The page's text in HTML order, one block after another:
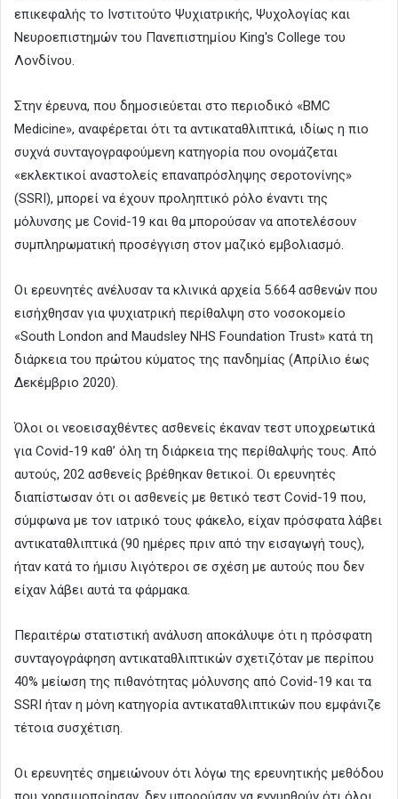
επικεφαλής το Ινστιτούτο Ψυχιατρικής, Ψυχολογίας και
Νευροεπιστημών του Πανεπιστημίου King's College του
Λονδίνου.
Στην έρευνα, που δημοσιεύεται στο περιοδικό «BMC
Medicine», αναφέρεται ότι τα αντικαταθλιπτικά, ιδίως η πιο
συχνά συνταγογραφούμενη κατηγορία που ονομάζεται
«εκλεκτικοί αναστολείς επαναπρόσληψης σεροτονίνης»
(SSRI), μπορεί να έχουν προληπτικό ρόλο έναντι της
μόλυνσης με Covid-19 και θα μπορούσαν να αποτελέσουν
συμπληρωματική προσέγγιση στον μαζικό εμβολιασμό.
Οι ερευνητές ανέλυσαν τα κλινικά αρχεία 5.664 ασθενών που
εισήχθησαν για ψυχιατρική περίθαλψη στο νοσοκομείο
«South London and Maudsley NHS Foundation Trust» κατά τη
διάρκεια του πρώτου κύματος της πανδημίας (Απρίλιο έως
Δεκέμβριο 2020).
Όλοι οι νεοεισαχθέντες ασθενείς έκαναν τεστ υποχρεωτικά
για Covid-19 καθ’ όλη τη διάρκεια της περίθαλψής τους. Από
αυτούς, 202 ασθενείς βρέθηκαν θετικοί. Οι ερευνητές
διαπίστωσαν ότι οι ασθενείς με θετικό τεστ Covid-19 που,
σύμφωνα με τον ιατρικό τους φάκελο, είχαν πρόσφατα λάβει
αντικαταθλιπτικά (90 ημέρες πριν από την εισαγωγή τους),
ήταν κατά το ήμισυ λιγότεροι σε σχέση με αυτούς που δεν
είχαν λάβει αυτά τα φάρμακα.
Περαιτέρω στατιστική ανάλυση αποκάλυψε ότι η πρόσφατη
συνταγογράφηση αντικαταθλιπτικών σχετιζόταν με περίπου
40% μείωση της πιθανότητας μόλυνσης από Covid-19 και τα
SSRI ήταν η μόνη κατηγορία αντικαταθλιπτικών που εμφάνιζε
τέτοια συσχέτιση.
Οι ερευνητές σημειώνουν ότι λόγω της ερευνητικής μεθόδου